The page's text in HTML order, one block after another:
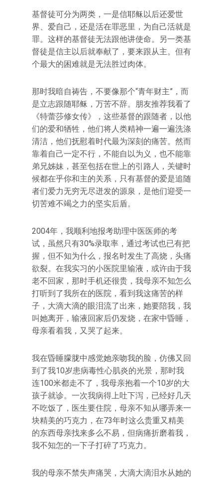
基督徒可分为两类，一是信耶稣以后还爱世
界、爱自己，还是活在罪恶里，为自己活就是
罪。这样的基督徒无法跟他讲使命。另一类基
督徒是信主以后就奉献了，要来跟从主。但有
个最大的困难就是无法胜过肉体。
那时我暗自祷告，不要像那个“青年财主”，而
是立志跟随耶稣，万苦不辞。朋友推荐我看了
《特蕾莎修女传》，这些基督的跟随者，以他
们的爱和牺牲，他们将人类精神一遍一遍洗涤
清洁，他们抚慰着时代最为深刻的痛苦。然而
靠着自己一定不行，不能自以为义，也不能靠
弟兄姊妹，甚至包括在世上的引路人，关键时
候都在乎你和主的关系，只有基督的爱是追随
者们爱力无穷无尽迸发的源泉，是他们迎受一
切苦难不竭之力的坚实后盾。
2004年，我顺利地报考助理中医医师的考
试，虽然只有30%录取率，通过考试也已有把
握，但不知为什么，报名时发生了高烧，头痛
欲裂。在我实习的小医院里输液，或许由于我
老不回家，那时手机还很贵，我母亲不知怎么
打听到了我所在的医院，看到我这痛苦的样
子，大滴大滴的眼泪流了出来，她要陪我，我
叫她离开，输液回家后仍发烧，在家中昏睡，
母亲看着我，又哭了起来。
我在昏睡朦胧中感觉她亲吻我的脸，仿佛又回
到了我10岁患病毒性心肌炎的光景，那时我
连100米都走不了，我母亲抱着一个10岁的大
孩子就诊。一次我病得上吐下泻，已经好几天
不吃饭了，医生要住院，母亲不知从哪弄来一
块精美的巧克力，在73年时这么贵重又精美
的东西母亲找来多么不易，但病痛折磨着我，
我不知怎的一下子打碎了巧克力。
我的母亲不禁失声痛哭，大滴大滴泪水从她的